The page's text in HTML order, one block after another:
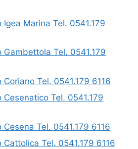
Marina Tel. 0541.179
Gambettola Tel. 0541.179
Tel. 0541.179 6116
Tel. 0541.179
Tel. 0541.179 6116
Tel. 0541.179 6116